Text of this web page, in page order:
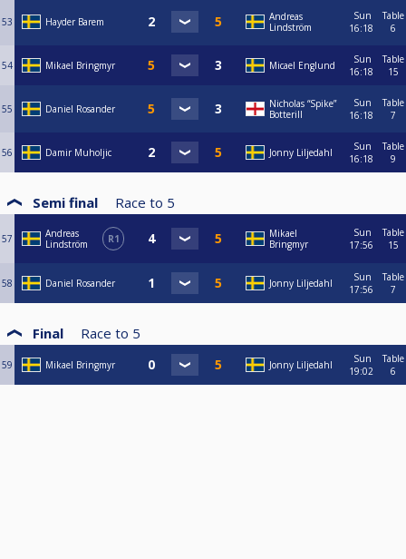
53 Hayder Barem
Andreas
Lindström
Sun
16:18
Table
6
54 Mikael Bringmyr Micael Englund
Sun
16:18
Table
15
55 Daniel Rosander
Nicholas “Spike”
Botterill
Sun
16:18
Table
7
56 Damir Muholjic Jonny Liljedahl
Sun
16:18
Table
9
Semi final Race to 5
57
Andreas
Lindström
R1
Mikael
Bringmyr
Sun
17:56
Table
15
58 Daniel Rosander Jonny Liljedahl
Sun
17:56
Table
7
Final Race to 5
59 Mikael Bringmyr Jonny Liljedahl
Sun
19:02
Table
6